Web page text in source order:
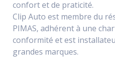
confort et de praticité.
Clip Auto est membre du
PIMAS, adhérent à une
conformité et est
grandes marques.